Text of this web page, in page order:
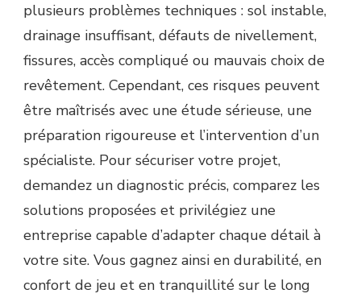
plusieurs problèmes techniques : sol instable,
drainage insuffisant, défauts de nivellement,
fissures, accès compliqué ou mauvais choix de
revêtement. Cependant, ces risques peuvent
être maîtrisés avec une étude sérieuse, une
préparation rigoureuse et l’intervention d’un
spécialiste. Pour sécuriser votre projet,
demandez un diagnostic précis, comparez les
solutions proposées et privilégiez une
entreprise capable d’adapter chaque détail à
votre site. Vous gagnez ainsi en durabilité, en
confort de jeu et en tranquillité sur le long